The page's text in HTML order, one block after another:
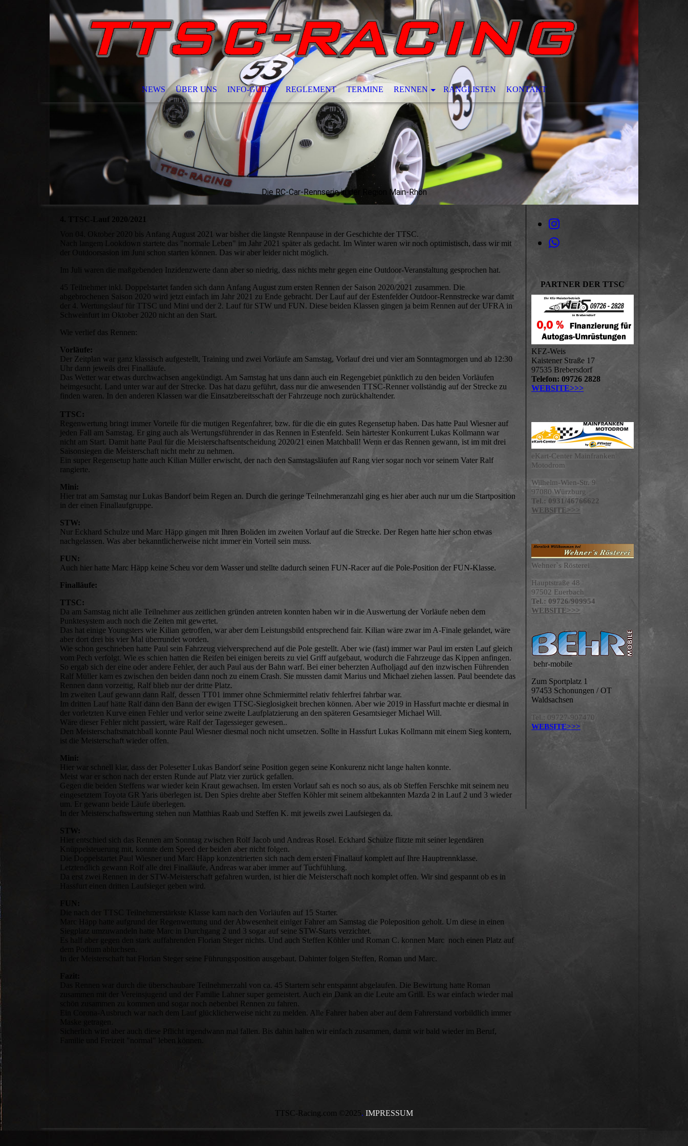
NEWS ÜBER UNS INFO-GUIDE REGLEMENT TERMINE RENNEN RANGLISTEN KONTAKT
Die RC-Car-Rennserie in der Region Main-Rhön
4. TTSC-Lauf 2020/2021
Von 04. Oktober 2020 bis Anfang August 2021 war bisher die längste Rennpause in der Geschichte der TTSC.
Nach langem Lookdown startete das "normale Leben" im Jahr 2021 später als gedacht. Im Winter waren wir noch optimistisch, dass wir mit
der Outdoorsasion im Juni schon starten können. Das wir aber leider nicht möglich.
Im Juli waren die maßgebenden Inzidenzwerte dann aber so niedrig, dass nichts mehr gegen eine Outdoor-Veranstaltung gesprochen hat.
45 Teilnehmer inkl. Doppelstartet fanden sich dann Anfang August zum ersten Rennen der Saison 2020/2021 zusammen. Die
abgebrochenen Saison 2020 wird jetzt einfach im Jahr 2021 zu Ende gebracht. Der Lauf auf der Estenfelder Outdoor-Rennstrecke war damit
der 4. Wertungslauf für TTSC und Mini und der 2. Lauf für STW und FUN. Diese beiden Klassen gingen ja beim Rennen auf der UFRA in
Schweinfurt im Oktober 2020 nicht an den Start.
Wie verlief das Rennen:
Vorläufe:
Der Zeitplan war ganz klassisch aufgestellt, Training und zwei Vorläufe am Samstag, Vorlauf drei und vier am Sonntagmorgen und ab 12:30
Uhr dann jeweils drei Finalläufe.
Das Wetter war etwas durchwachsen angekündigt. Am Samstag hat uns dann auch ein Regengebiet pünktlich zu den beiden Vorläufen
heimgesucht. Land unter war auf der Strecke. Das hat dazu geführt, dass nur die anwesenden TTSC-Renner vollständig auf der Strecke zu
finden waren. In den anderen Klassen war die Einsatzbereitsschaft der Fahrzeuge noch zurückhaltender.
TTSC:
Regenwertung bringt immer Vorteile für die mutigen Regenfahrer, bzw. für die die ein gutes Regensetup haben. Das hatte Paul Wiesner auf
jeden Fall am Samstag. Er ging auch als Wertungsführender in das Rennen in Estenfeld. Sein härtester Konkurrent Lukas Kollmann war
nicht am Start. Damit hatte Paul für die Meisterschaftsentscheidung 2020/21 einen Matchball! Wenn er das Rennen gewann, ist im mit drei
Saisonsiegen die Meisterschaft nicht mehr zu nehmen.
Ein super Regensetup hatte auch Kilian Müller erwischt, der nach den Samstagsläufen auf Rang vier sogar noch vor seinem Vater Ralf
rangierte.
Mini:
Hier trat am Samstag nur Lukas Bandorf beim Regen an. Durch die geringe Teilnehmeranzahl ging es hier aber auch nur um die Startposition
in der einen Finallaufgruppe.
STW:
Nur Eckhard Schulze und Marc Häpp gingen mit Ihren Boliden im zweiten Vorlauf auf die Strecke. Der Regen hatte hier schon etwas
nachgelassen. Was aber bekanntlicherweise nicht immer ein Vorteil sein muss.
FUN:
Auch hier hatte Marc Häpp keine Scheu vor dem Wasser und stellte dadurch seinen FUN-Racer auf die Pole-Position der FUN-Klasse.
Finalläufe:
TTSC:
Da am Samstag nicht alle Teilnehmer aus zeitlichen gründen antreten konnten haben wir in die Auswertung der Vorläufe neben dem
Punktesystem auch noch die Zeiten mit gewertet.
Das hat einige Youngsters wie Kilian getroffen, war aber dem Leistungsbild entsprechend fair. Kilian wäre zwar im A-Finale gelandet, wäre
aber dort drei bis vier Mal überrundet worden.
Wie schon geschrieben hatte Paul sein Fahrzeug vielversprechend auf die Pole gestellt. Aber wie (fast) immer war Paul im ersten Lauf gleich
vom Pech verfolgt. Wie es schien hatten die Reifen bei einigen bereits zu viel Griff aufgebaut, wodurch die Fahrzeuge das Kippen anfingen.
So ergab sich der eine oder andere Fehler, der auch Paul aus der Bahn warf. Bei einer beherzten Aufholjagd auf den inzwischen Führenden
Ralf Müller kam es zwischen den beiden dann noch zu einem Crash. Sie mussten damit Marius und Michael ziehen lassen. Paul beendete das
Rennen dann vorzeitig, Ralf blieb nur der dritte Platz.
Im zweiten Lauf gewann dann Ralf, dessen TT01 immer ohne Schmiermittel relativ fehlerfrei fahrbar war.
Im dritten Lauf hätte Ralf dann den Bann der ewigen TTSC-Sieglosigkeit brechen können. Aber wie 2019 in Hassfurt machte er diesmal in
der vorletzten Kurve einen Fehler und verlor seine zweite Laufplatzierung an den späteren Gesamtsieger Michael Will.
Wäre dieser Fehler nicht passiert, wäre Ralf der Tagessieger gewesen..
Den Meisterschaftsmatchball konnte Paul Wiesner diesmal noch nicht umsetzen. Sollte in Hassfurt Lukas Kollmann mit einem Sieg kontern,
ist die Meisterschaft wieder offen.
Mini:
Hier war schnell klar, dass der Polesetter Lukas Bandorf seine Position gegen seine Konkurenz nicht lange halten konnte.
Meist war er schon nach der ersten Runde auf Platz vier zurück gefallen.
Gegen die beiden Steffens war wieder kein Kraut gewachsen. Im ersten Vorlauf sah es noch so aus, als ob Steffen Ferschke mit seinem neu
eingesetztem Toyota GR Yaris überlegen ist. Den Spies drehte aber Steffen Köhler mit seinem altbekannten Mazda 2 in Lauf 2 und 3 wieder
um. Er gewann beide Läufe überlegen.
In der Meisterschaftswertung stehen nun Matthias Raab und Steffen K. mit jeweils zwei Laufsiegen da.
STW:
Hier entschied sich das Rennen am Sonntag zwischen Rolf Jacob und Andreas Rosel. Eckhard Schulze flitzte mit seiner legendären
Knüppelsteuerung mit, konnte dem Speed der beiden aber nicht folgen.
Die Doppelstartet Paul Wiesner und Marc Häpp konzentrierten sich nach dem ersten Finallauf komplett auf Ihre Hauptrennklasse.
Letztendlich gewann Rolf alle drei Finalläufe, Andreas war aber immer auf Tuchfühlung.
Da erst zwei Rennen in der STW-Meisterschaft gefahren wurden, ist hier die Meisterschaft noch komplet offen. Wir sind gespannt ob es in
Hassfurt einen dritten Laufsieger geben wird.
FUN:
Die nach der TTSC Teilnehmerstärkste Klasse kam nach den Vorläufen auf 15 Starter.
Marc Häpp hatte aufgrund der Regenwertung und der Abwesenheit einiger Fahrer am Samstag die Poleposition geholt. Um diese in einen
Siegplatz umzuwandeln hatte Marc in Durchgang 2 und 3 sogar auf seine STW-Starts verzichtet.
Es half aber gegen den stark auffahrenden Florian Steger nichts. Und auch Steffen Köhler und Roman C. konnen Marc noch einen Platz auf
dem Podium abluchsen.
In der Meisterschaft hat Florian Steger seine Führungsposition ausgebaut. Dahinter folgen Steffen, Roman und Marc.
Das Rennen war durch die überschaubare Teilnehmerzahl von ca. 45 Startern sehr entspannt abgelaufen. Die Bewirtung hatte Roman
zusammen mit der Vereinsjugend und der Familie Lahner super gemeistert. Auch ein Dank an die Leute am Grill. Es war einfach wieder mal
schön zusammen zu kommen und sogar noch nebenbei Rennen zu fahren.
Ein Corona-Ausbruch war nach dem Lauf glücklicherweise nicht zu melden. Alle Fahrer haben aber auf dem Fahrerstand vorbildlich immer
Maske getragen.
Sicherlich wird aber auch diese Pflicht irgendwann mal fallen. Bis dahin halten wir einfach zusammen, damit wir bald wieder im Beruf,
Familie und Freizeit "normal" leben können.
PARTNER DER TTSC
KFZ-Weis
Kaistener Straße 17
97535 Brebersdorf
Telefon: 09726 2828
WEBSITE>>>
eKart-Center Mainfranken
Motodrom
Wilhelm-Wien-Str. 9
97080 Würzburg
Tel.: 0931/46766622
WEBSITE>>>
Wehner`s Rösterei
Hauptstraße 48
97502 Euerbach
Tel.: 09726/909954
WEBSITE>>>
behr-mobile
Zum Sportplatz 1
97453 Schonungen / OT
Waldsachsen
Tel.: 09727-907470
WEBSITE>>>
TTSC-Racing.com ©2025. IMPRESSUM